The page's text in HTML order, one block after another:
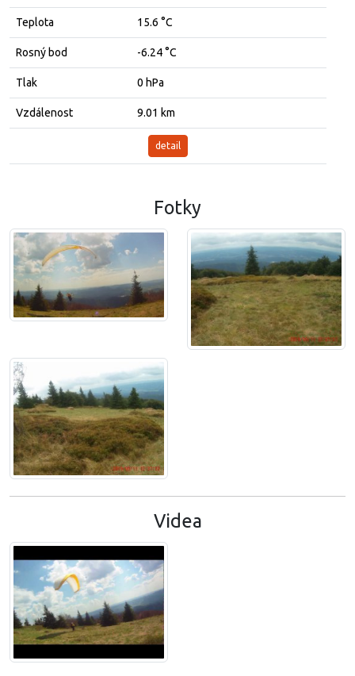
Teplota 15.6 °C
Rosný bod -6.24 °C
Tlak 0 hPa
Vzdálenost 9.01 km
detail
Fotky
Videa